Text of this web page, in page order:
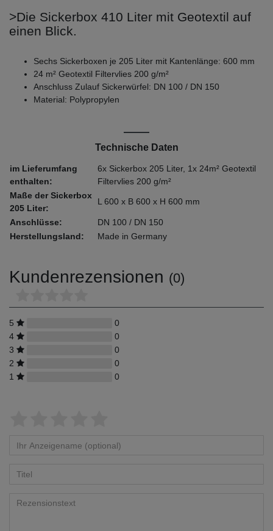
>Die Sickerbox 410 Liter mit Geotextil auf
einen Blick.
Sechs Sickerboxen je 205 Liter mit Kantenlänge: 600 mm
24 m² Geotextil Filtervlies 200 g/m²
Anschluss Zulauf Sickerwürfel: DN 100 / DN 150
Material: Polypropylen
Technische Daten
im Lieferumfang
enthalten:
6x Sickerbox 205 Liter, 1x 24m² Geotextil
Filtervlies 200 g/m²
Maße der Sickerbox
205 Liter:
L 600 x B 600 x H 600 mm
Anschlüsse:
DN 100 / DN 150
Herstellungsland:
Made in Germany
Kundenrezensionen (0)
5
0
4
0
3
0
2
0
1
0